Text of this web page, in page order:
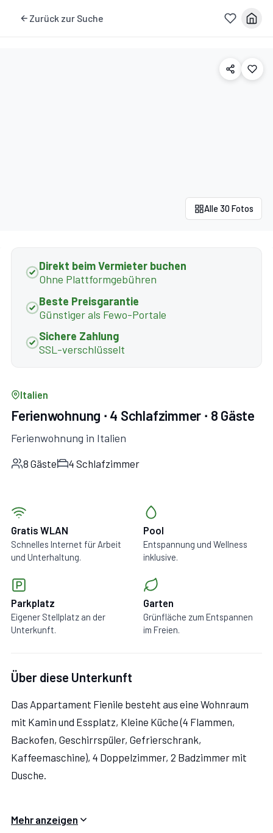
Zurück zur Suche
Alle 30 Fotos
Direkt beim Vermieter buchen
Ohne Plattformgebühren
Beste Preisgarantie
Günstiger als Fewo-Portale
Sichere Zahlung
SSL-verschlüsselt
Italien
Ferienwohnung ∙ 4 Schlafzimmer ∙ 8 Gäste
Ferienwohnung in Italien
8 Gäste 4 Schlafzimmer
Gratis WLAN
Schnelles Internet für Arbeit
und Unterhaltung.
Pool
Entspannung und Wellness
inklusive.
Parkplatz
Eigener Stellplatz an der
Unterkunft.
Garten
Grünfläche zum Entspannen
im Freien.
Über diese Unterkunft
Das Appartament Fienile besteht aus eine Wohnraum
mit Kamin und Essplatz, Kleine Küche (4 Flammen,
Backofen, Geschirrspüler, Gefrierschrank,
Kaffeemaschine), 4 Doppelzimmer, 2 Badzimmer mit
Dusche.
Mehr anzeigen